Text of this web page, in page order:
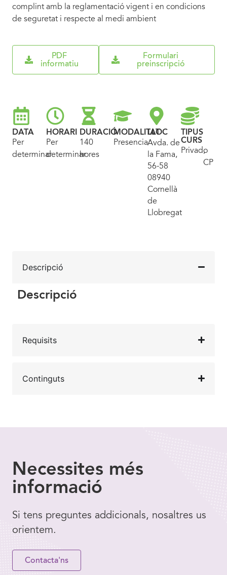
complint amb la reglamentació vigent i en condicions
de seguretat i respecte al medi ambient
PDF
informatiu
Formulari
preinscripció
DATA
Per
determinar
HORARI
Per
determinar
DURACIÓ
140
hores
MODALITAT
Presencial
LLOC
Avda. de
la Fama,
56-58
08940
Cornellà
de
Llobregat
TIPUS
CURS
Privado
,
CP
Descripció
Descripció
Requisits
Continguts
Necessites més
informació
Si tens preguntes addicionals, nosaltres us
orientem.
Contacta'ns